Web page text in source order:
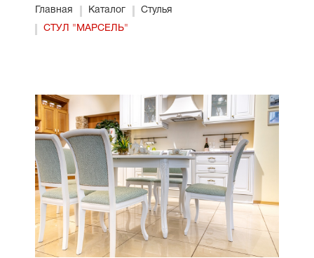
Главная Каталог
Стулья
СТУЛ "МАРСЕЛЬ"